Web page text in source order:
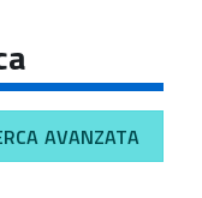
AVANZATA